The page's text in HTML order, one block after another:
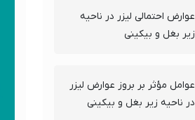
عوارض احتمالی لیزر در ناحیه
زیر بغل و بیکینی
عوامل مؤثر بر بروز عوارض لیزر
در ناحیه زیر بغل و بیکینی